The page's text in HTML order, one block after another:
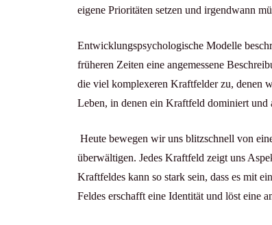
eigene Prioritäten setzen und irgendwann
Entwicklungspsychologische Modelle
früheren Zeiten eine angemessene
die viel komplexeren Kraftfelder zu, denen
Leben, in denen ein Kraftfeld dominiert und
Heute bewegen wir uns blitzschnell von
überwältigen. Jedes Kraftfeld zeigt uns
Kraftfeldes kann so stark sein, dass es mit
Feldes erschafft eine Identität und löst eine